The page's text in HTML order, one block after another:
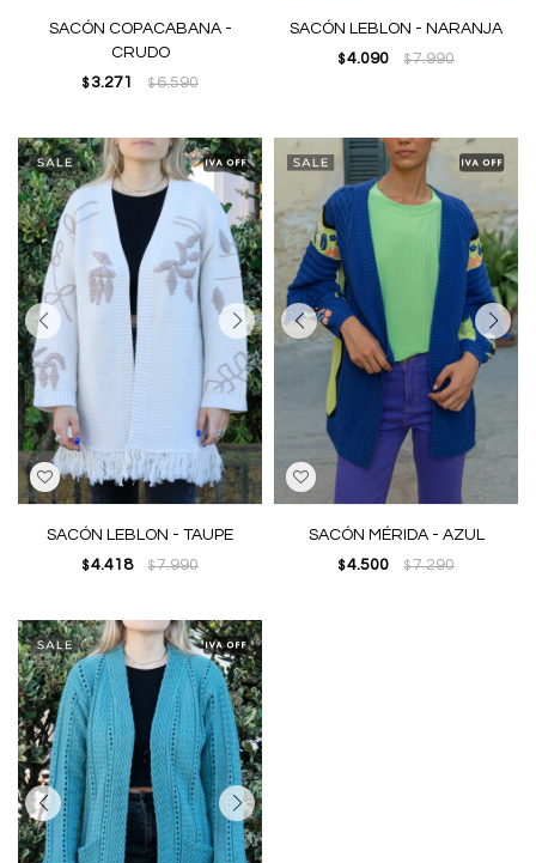
SACÓN COPACABANA -
CRUDO
$ 3.271 $6.590
SACÓN LEBLON - NARANJA
$ 4.090 $7.990
SACÓN LEBLON - TAUPE
$ 4.418 $7.990
SACÓN MÉRIDA - AZUL
$ 4.500 $7.290